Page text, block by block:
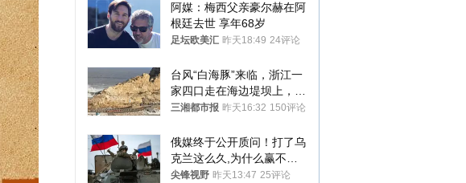
阿媒：梅西父亲豪尔赫在阿
根廷去世 享年68岁
足坛欧美汇 昨天18:49 24评论
台风“白海豚”来临，浙江一
家四口走在海边堤坝上，其
中9岁男孩被巨浪卷入海
三湘都市报 昨天16:32 150评论
俄媒终于公开质问！打了乌
克兰这么久,为什么赢不了?
答案令人沉默
尖锋视野 昨天13:47 25评论